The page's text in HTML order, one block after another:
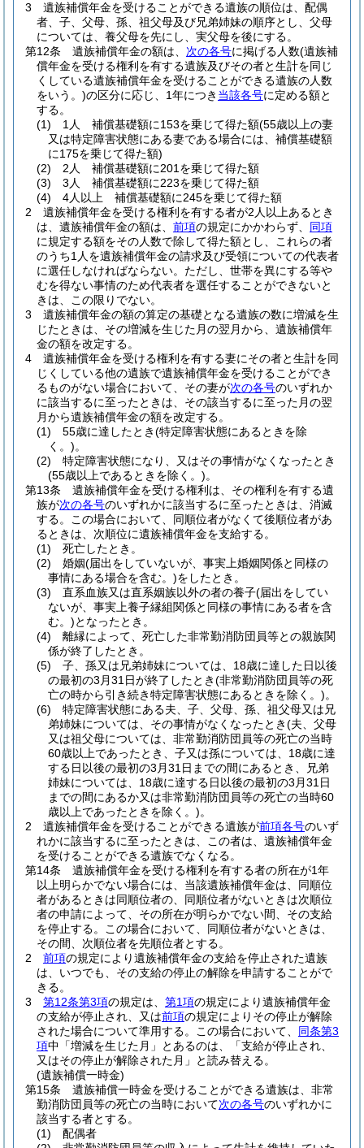
3
遺族補償年金を受けることができる遺族の順位は、配偶
者、子、父母、孫、祖父母及び兄弟姉妹の順序とし、父母
については、養父母を先にし、実父母を後にする。
第12条
遺族補償年金の額は、 次の各号に掲げる人数(遺族補
償年金を受ける権利を有する遺族及びその者と生計を同じ
くしている遺族補償年金を受けることができる遺族の人数
をいう。)の区分に応じ、1年につき 当該各号に定める額と
する。
(1)
1人 補償基礎額に153を乗じて得た額(55歳以上の妻
又は特定障害状態にある妻である場合には、補償基礎額
に175を乗じて得た額)
(2)
2人 補償基礎額に201を乗じて得た額
(3)
3人 補償基礎額に223を乗じて得た額
(4)
4人以上 補償基礎額に245を乗じて得た額
2
遺族補償年金を受ける権利を有する者が2人以上あるとき
は、遺族補償年金の額は、 前項の規定にかかわらず、 同項
に規定する額をその人数で除して得た額とし、これらの者
のうち1人を遺族補償年金の請求及び受領についての代表者
に選任しなければならない。 ただし、世帯を異にする等や
むを得ない事情のため代表者を選任することができないと
きは、この限りでない。
3
遺族補償年金の額の算定の基礎となる遺族の数に増減を生
じたときは、その増減を生じた月の翌月から、遺族補償年
金の額を改定する。
4
遺族補償年金を受ける権利を有する妻にその者と生計を同
じくしている他の遺族で遺族補償年金を受けることができ
るものがない場合において、その妻が次の各号のいずれか
に該当するに至ったときは、その該当するに至った月の翌
月から遺族補償年金の額を改定する。
(1)
55歳に達したとき(特定障害状態にあるときを除
く。)。
(2)
特定障害状態になり、又はその事情がなくなったとき
(55歳以上であるときを除く。)。
第13条
遺族補償年金を受ける権利は、その権利を有する遺
族が次の各号のいずれかに該当するに至ったときは、消滅
する。
この場合において、同順位者がなくて後順位者があ
るときは、次順位に遺族補償年金を支給する。
(1)
死亡したとき。
(2)
婚姻(届出をしていないが、事実上婚姻関係と同様の
事情にある場合を含む。)をしたとき。
(3)
直系血族又は直系姻族以外の者の養子(届出をしてい
ないが、事実上養子縁組関係と同様の事情にある者を含
む。)となったとき。
(4)
離縁によって、死亡した非常勤消防団員等との親族関
係が終了したとき。
(5)
子、孫又は兄弟姉妹については、18歳に達した日以後
の最初の3月31日が終了したとき(非常勤消防団員等の死
亡の時から引き続き特定障害状態にあるときを除く。)。
(6)
特定障害状態にある夫、子、父母、孫、祖父母又は兄
弟姉妹については、その事情がなくなったとき(夫、父母
又は祖父母については、非常勤消防団員等の死亡の当時
60歳以上であったとき、子又は孫については、18歳に達
する日以後の最初の3月31日までの間にあるとき、兄弟
姉妹については、18歳に達する日以後の最初の3月31日
までの間にあるか又は非常勤消防団員等の死亡の当時60
歳以上であったときを除く。)。
2
遺族補償年金を受けることができる遺族が前項各号のいず
れかに該当するに至ったときは、この者は、遺族補償年金
を受けることができる遺族でなくなる。
第14条
遺族補償年金を受ける権利を有する者の所在が1年
以上明らかでない場合には、当該遺族補償年金は、同順位
者があるときは同順位者の、同順位者がないときは次順位
者の申請によって、その所在が明らかでない間、その支給
を停止する。
この場合において、同順位者がないときは、
その間、次順位者を先順位者とする。
2
前項の規定により遺族補償年金の支給を停止された遺族
は、いつでも、その支給の停止の解除を申請することがで
きる。
3
第12条第3項の規定は、 第1項の規定により遺族補償年金
の支給が停止され、又は前項の規定によりその停止が解除
された場合について準用する。
この場合において、 同条第3
項中「増減を生じた月」とあるのは、「支給が停止され、
又はその停止が解除された月」と読み替える。
(遺族補償一時金)
第15条
遺族補償一時金を受けることができる遺族は、非常
勤消防団員等の死亡の当時において次の各号のいずれかに
該当する者とする。
(1)
配偶者